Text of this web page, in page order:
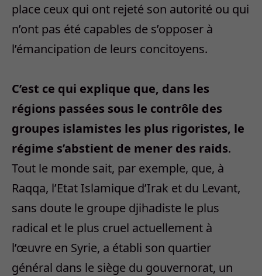
place ceux qui ont rejeté son autorité ou qui
n’ont pas été capables de s’opposer à
l’émancipation de leurs concitoyens.
C’est ce qui explique que, dans les
régions passées sous le contrôle des
groupes islamistes les plus rigoristes, le
régime s’abstient de mener des raids.
Tout le monde sait, par exemple, que, à
Raqqa, l’Etat Islamique d’Irak et du Levant,
sans doute le groupe djihadiste le plus
radical et le plus cruel actuellement à
l’œuvre en Syrie, a établi son quartier
général dans le siège du gouvernorat, un